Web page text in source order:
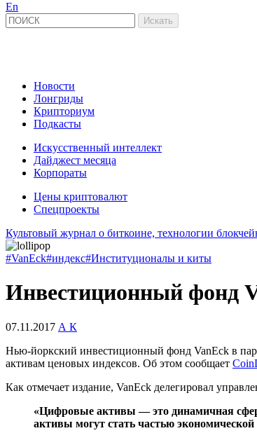
En
Новости
Лонгриды
Крипториум
Подкасты
Искусственный интеллект
Дайджест месяца
Корпораты
Цены криптовалют
Спецпроекты
Культовый журнал о биткоине, технологии
#VanEck#индекс#Институционалы и киты
Инвестиционный фонд
07.11.2017 А К
Нью-йоркский инвестиционный фонд VanEck в
активам ценовых индексов. Об этом сообщает
Как отмечает издание, VanEck делегировал
«Цифровые активы — это динамичная
активы могут стать частью